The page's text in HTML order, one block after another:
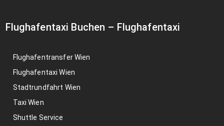
Flughafentaxi Buchen – Flughafentaxi
Flughafentransfer Wien
Flughafentaxi Wien
Stadtrundfahrt Wien
Taxi Wien
Shuttle Service